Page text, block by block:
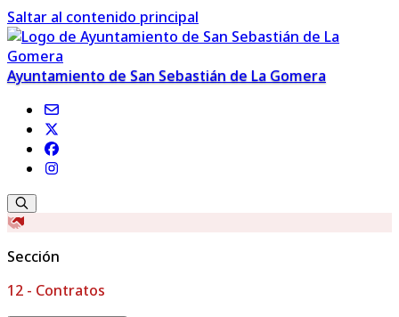
Saltar al contenido principal
Ayuntamiento de San Sebastián de La Gomera
Sección
12 - Contratos